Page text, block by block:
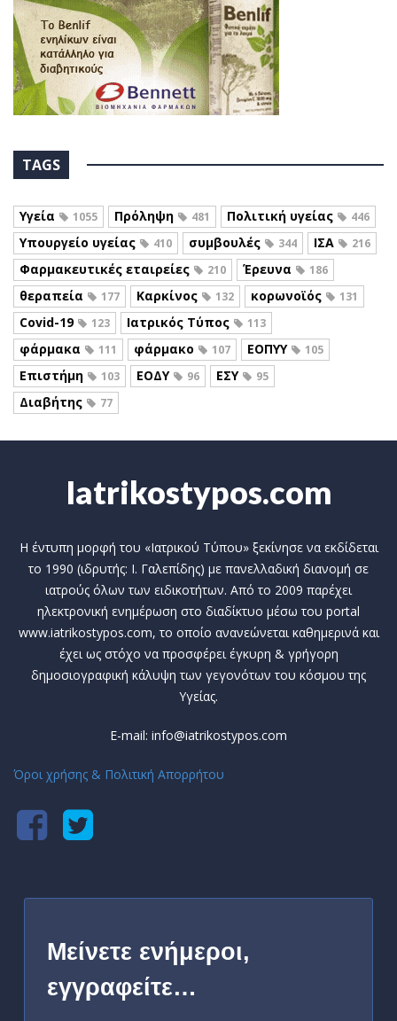
TAGS
Υγεία 1055 Πρόληψη 481 Πολιτική υγείας 446
Υπουργείο υγείας 410 συμβουλές 344 ΙΣΑ 216
Φαρμακευτικές εταιρείες 210 Έρευνα 186
θεραπεία 177 Καρκίνος 132 κορωνοϊός 131
Covid-19 123 Ιατρικός Τύπος 113
φάρμακα 111 φάρμακο 107 ΕΟΠΥΥ 105
Επιστήμη 103 ΕΟΔΥ 96 ΕΣΥ 95
Διαβήτης 77
Iatrikostypos.com
Η έντυπη μορφή του «Ιατρικού Τύπου» ξεκίνησε να εκδίδεται
το 1990 (ιδρυτής: Ι. Γαλεπίδης) με πανελλαδική διανομή σε
ιατρούς όλων των ειδικοτήτων. Από το 2009 παρέχει
ηλεκτρονική ενημέρωση στο διαδίκτυο μέσω του portal
www.iatrikostypos.com, το οποίο ανανεώνεται καθημερινά και
έχει ως στόχο να προσφέρει έγκυρη & γρήγορη
δημοσιογραφική κάλυψη των γεγονότων του κόσμου της
Υγείας.
E-mail: info@iatrikostypos.com
Όροι χρήσης & Πολιτική Απορρήτου
Μείνετε ενήμεροι,
εγγραφείτε…